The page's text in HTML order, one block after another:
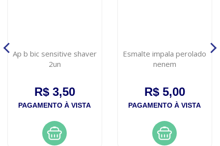
Ap b bic sensitive shaver
2un
R$ 3,50
PAGAMENTO À VISTA
Esmalte impala perolado
nenem
R$ 5,00
PAGAMENTO À VISTA